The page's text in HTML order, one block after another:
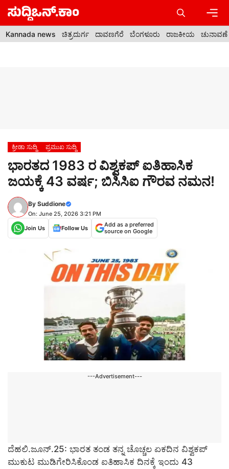
Skip
content
Kannada news ಚಿತ್ರದುರ್ಗ ದಾವಣಗೆರೆ ಬೆಂಗಳೂರು ರಾಜಕೀಯ ಚುನಾವಣೆ
ಕ್ರೀಡಾ ಸುದ್ದಿ ಪ್ರಮುಖ ಸುದ್ದಿ
ಭಾರತದ 1983 ರ ವಿಶ್ವಕಪ್ ಐತಿಹಾಸಿಕ
ಜಯಕ್ಕೆ 43 ವರ್ಷ; ಬಿಸಿಸಿಐ ಗೌರವ ನಮನ!
By Suddione
On: June 25, 2026 3:21 PM
Join Us
Follow Us
Add as a preferred
source on Google
---Advertisement---
ದೆಹಲಿ.ಜೂನ್.25: ಭಾರತ ತಂಡ ತನ್ನ ಚೊಚ್ಚಲ ಏಕದಿನ ವಿಶ್ವಕಪ್
ಮುಕುಟ ಮುಡಿಗೇರಿಸಿಕೊಂಡ ಐತಿಹಾಸಿಕ ದಿನಕ್ಕೆ ಇಂದು 43